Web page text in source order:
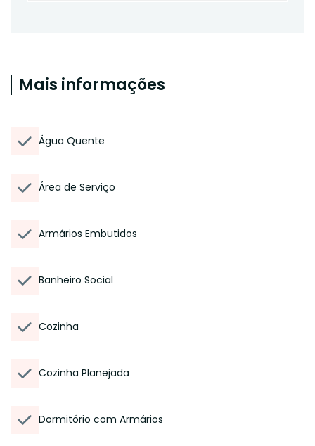
Mais informações
Água Quente
Área de Serviço
Armários Embutidos
Banheiro Social
Cozinha
Cozinha Planejada
Dormitório com Armários